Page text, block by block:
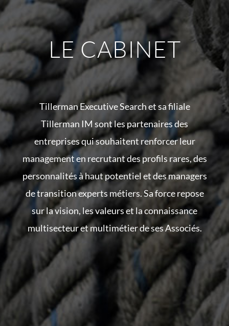
LE CABINET
Tillerman Executive Search et sa filiale
Tillerman IM sont les partenaires des
entreprises qui souhaitent renforcer leur
management en recrutant des profils rares, des
personnalités à haut potentiel et des managers
de transition experts métiers. Sa force repose
sur la vision, les valeurs et la connaissance
multisecteur et multimétier de ses Associés.